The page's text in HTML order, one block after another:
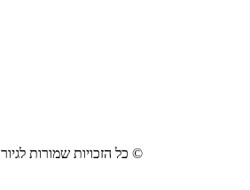
© כל הזכויות שמורות